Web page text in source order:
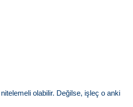
olabilir. Değilse, işleç o anki